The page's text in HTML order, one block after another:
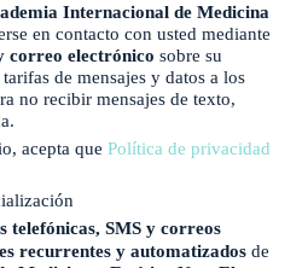
Internacional de Medicina
en contacto con usted mediante
correo electrónico sobre su
no recibir mensajes de texto,
acepta que Política de privacidad
telefónicas, SMS y correos
recurrentes y automatizadosde